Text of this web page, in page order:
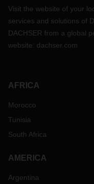
Visit the website of your
services and solutions of
DACHSER from a global
website: dachser.com
AFRICA
Morocco
Tunisia
South Africa
AMERICA
Argentina